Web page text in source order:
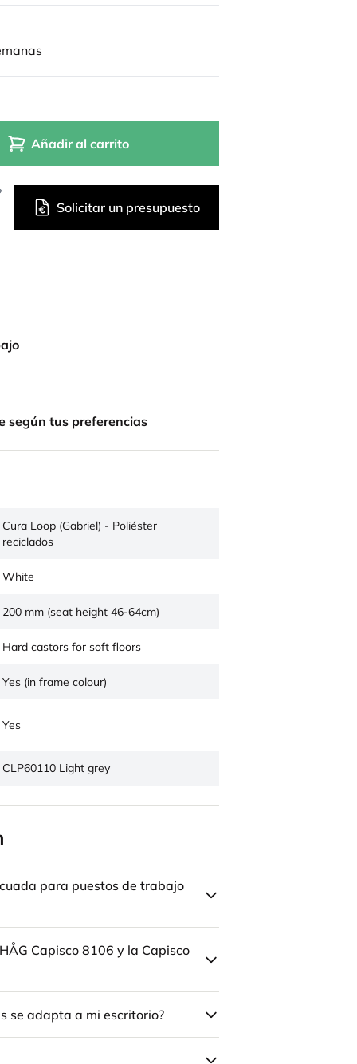
Añadir al carrito
Solicitar un presupuesto
según tus preferencias
Cura Loop (Gabriel) - Poliéster
reciclados
White
200 mm (seat height 46-64cm)
Hard castors for soft floors
Yes (in frame colour)
Yes
CLP60110 Light grey
para puestos de trabajo
Capisco 8106 y la Capisco
se adapta a mi escritorio?